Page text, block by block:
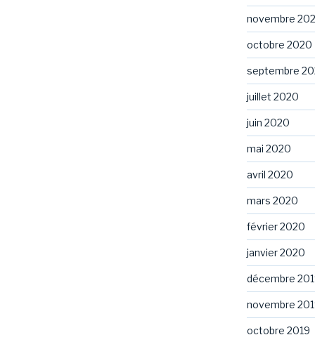
novembre
octobre 2020
septembre
juillet 2020
juin 2020
mai 2020
avril 2020
mars 2020
février 2020
janvier 2020
décembre
novembre
octobre 2019